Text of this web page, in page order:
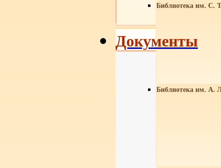
Библиотека им. С.
Библиотека им. А.
Документы